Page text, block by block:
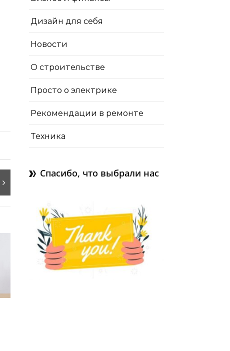
Дизайн для себя
Новости
О строительстве
Просто о электрике
Рекомендации в ремонте
Техника
Спасибо, что выбрали нас